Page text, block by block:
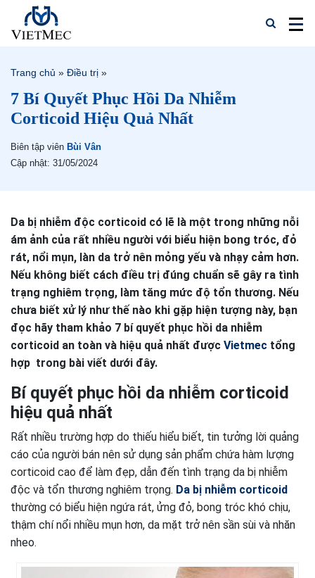
Trang chủ » Điều trị »
7 Bí Quyết Phục Hồi Da Nhiễm
Corticoid Hiệu Quả Nhất
Biên tập viên Bùi Vân
Cập nhật: 31/05/2024
Da bị nhiễm độc corticoid có lẽ là một trong những nỗi
ám ảnh của rất nhiều người với biểu hiện bong tróc, đỏ
rát, nổi mụn, làn da trở nên mỏng yếu và nhạy cảm hơn.
Nếu không biết cách điều trị đúng chuẩn sẽ gây ra tình
trạng nghiêm trọng, làm tăng mức độ tổn thương. Nếu
chưa biết xử lý như thế nào khi gặp hiện tượng này, bạn
đọc hãy tham khảo 7 bí quyết phục hồi da nhiễm
corticoid an toàn và hiệu quả nhất được Vietmec tổng
hợp trong bài viết dưới đây.
Bí quyết phục hồi da nhiễm corticoid
hiệu quả nhất
Rất nhiều trường hợp do thiếu hiểu biết, tin tưởng lời quảng
cáo của người bán nên sử dụng sản phẩm chứa hàm lượng
corticoid cao để làm đẹp, dẫn đến tình trạng da bị nhiễm
độc và tổn thương nghiêm trọng. Da bị nhiễm corticoid
thường có biểu hiện ngứa rát, ửng đỏ, bong tróc khó chịu,
thậm chí nổi nhiều mụn hơn, da mặt trở nên sần sùi và nhăn
nheo.